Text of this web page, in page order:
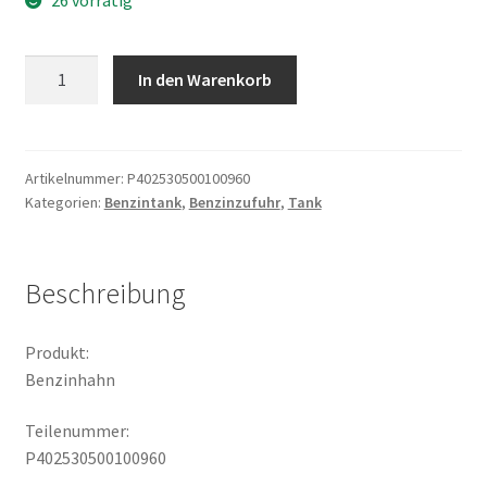
In den Warenkorb
Artikelnummer: P402530500100960
Kategorien: Benzintank, Benzinzufuhr, Tank
Beschreibung
Produkt:
Benzinhahn
Teilenummer:
P402530500100960